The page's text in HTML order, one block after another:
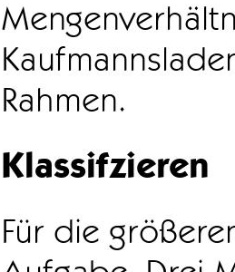
Rahmen.
Klassifzieren
Für die